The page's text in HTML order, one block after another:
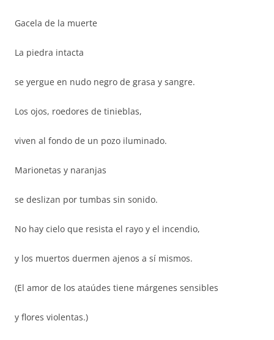
Gacela de la muerte
La piedra intacta
se yergue en nudo negro de grasa y sangre.
Los ojos, roedores de tinieblas,
viven al fondo de un pozo iluminado.
Marionetas y naranjas
se deslizan por tumbas sin sonido.
No hay cielo que resista el rayo y el incendio,
y los muertos duermen ajenos a sí mismos.
(El amor de los ataúdes tiene márgenes sensibles
y flores violentas.)